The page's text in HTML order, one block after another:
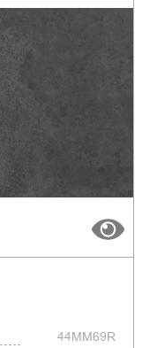
44MM69R